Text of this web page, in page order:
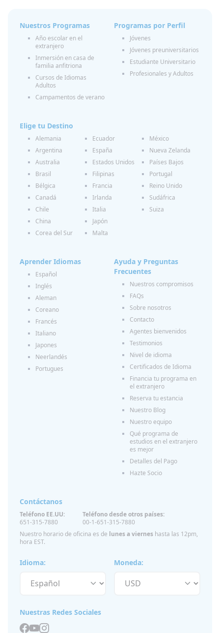
Nuestros Programas
Año escolar en el
extranjero
Inmersión en casa de
familia anfitriona
Cursos de Idiomas
Adultos
Campamentos de verano
Programas por Perfil
Jóvenes
Jóvenes preuniversitarios
Estudiante Universitario
Profesionales y Adultos
Elige tu Destino
Alemania
Argentina
Australia
Brasil
Bélgica
Canadá
Chile
China
Corea del Sur
Ecuador
España
Estados Unidos
Filipinas
Francia
Irlanda
Italia
Japón
Malta
México
Nueva Zelanda
Países Bajos
Portugal
Reino Unido
Sudáfrica
Suiza
Aprender Idiomas
Español
Inglés
Aleman
Coreano
Francés
Italiano
Japones
Neerlandés
Portugues
Ayuda y Preguntas
Frecuentes
Nuestros compromisos
FAQs
Sobre nosotros
Contacto
Agentes bienvenidos
Testimonios
Nivel de idioma
Certificados de Idioma
Financia tu programa en
el extranjero
Reserva tu estancia
Nuestro Blog
Nuestro equipo
Qué programa de
estudios en el extranjero
es mejor
Detalles del Pago
Hazte Socio
Idioma: Moneda:
Contáctanos
Teléfono EE.UU:
651-315-7880
Teléfono desde otros países:
00-1-651-315-7880
Nuestro horario de oficina es de lunes a viernes hasta las 12pm,
hora EST.
Nuestras Redes Sociales